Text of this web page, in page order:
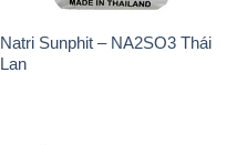
Natri Sunphit – NA2SO3 Thái
Lan